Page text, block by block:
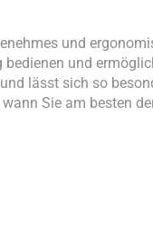
und
bedienen und
lässt sich so
Sie am besten